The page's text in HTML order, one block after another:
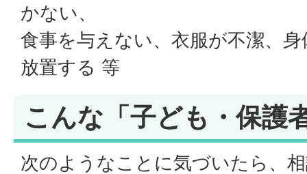
かない、
食事を与えない、衣服が不潔、
放置する 等
こんな「子ども・保護
次のようなことに気づいたら、